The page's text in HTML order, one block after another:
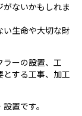
ないかもしれま
い生命や大切な財
ーの設置、工
する工事、加工
置です。